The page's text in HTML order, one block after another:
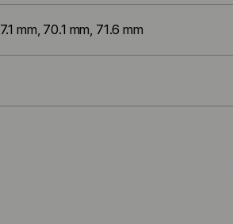
mm, 70.1 mm, 71.6 mm